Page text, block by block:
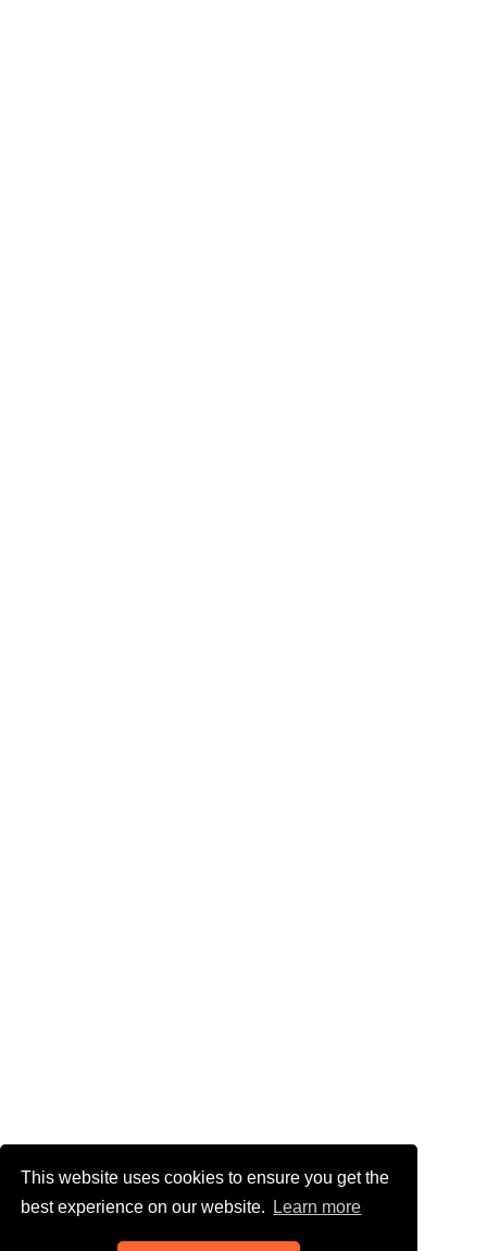
This website uses cookies to ensure you get the
best experience on our website.
Learn more